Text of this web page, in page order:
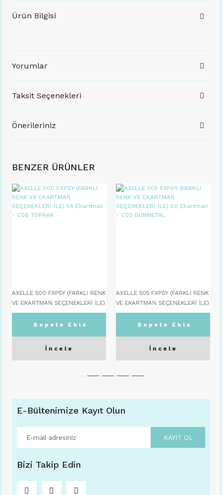
Ürün Bilgisi
Yorumlar
Taksit Seçenekleri
Önerileriniz
BENZER ÜRÜNLER
AXELLE 500 FXPSY (FARKLI RENK
VE EKARTMAN SEÇENEKLERİ İLE)
54 Ekartman - C08 TOPRAK
Sepete Ekle
İncele
AXELLE 505 FXPSY (FARKLI RENK
VE EKARTMAN SEÇENEKLERİ İLE)
50 Ekartman - C03 GUNMETAL
Sepete Ekle
İncele
E-Bültenimize Kayıt Olun
KAYIT OL
Bizi Takip Edin